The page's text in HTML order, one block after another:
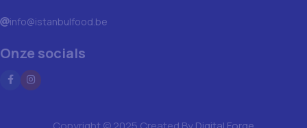
info@istanbulfood.be
Onze socials